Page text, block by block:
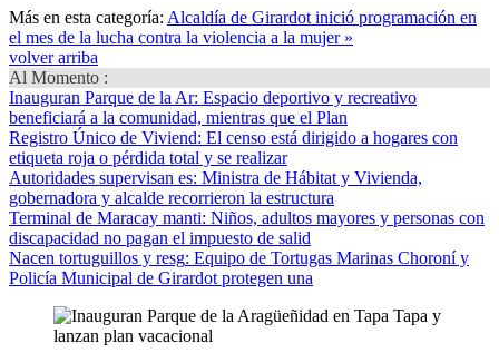
Más en esta categoría: Alcaldía de Girardot inició programación en
el mes de la lucha contra la violencia a la mujer »
volver arriba
Al Momento :
Inauguran Parque de la Ar: Espacio deportivo y recreativo
beneficiará a la comunidad, mientras que el Plan
Registro Único de Viviend: El censo está dirigido a hogares con
etiqueta roja o pérdida total y se realizar
Autoridades supervisan es: Ministra de Hábitat y Vivienda,
gobernadora y alcalde recorrieron la estructura
Terminal de Maracay manti: Niños, adultos mayores y personas con
discapacidad no pagan el impuesto de salid
Nacen tortuguillos y resg: Equipo de Tortugas Marinas Choroní y
Policía Municipal de Girardot protegen una